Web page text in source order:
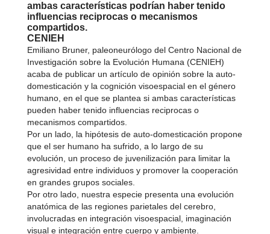
ambas características podrían haber tenido
influencias reciprocas o mecanismos
compartidos.
CENIEH
Emiliano Bruner, paleoneurólogo del Centro Nacional de
Investigación sobre la Evolución Humana (CENIEH)
acaba de publicar un artículo de opinión sobre la auto-
domesticación y la cognición visoespacial en el género
humano, en el que se plantea si ambas características
pueden haber tenido influencias reciprocas o
mecanismos compartidos.
Por un lado, la hipótesis de auto-domesticación propone
que el ser humano ha sufrido, a lo largo de su
evolución, un proceso de juvenilización para limitar la
agresividad entre individuos y promover la cooperación
en grandes grupos sociales.
Por otro lado, nuestra especie presenta una evolución
anatómica de las regiones parietales del cerebro,
involucradas en integración visoespacial, imaginación
visual e integración entre cuerpo y ambiente.